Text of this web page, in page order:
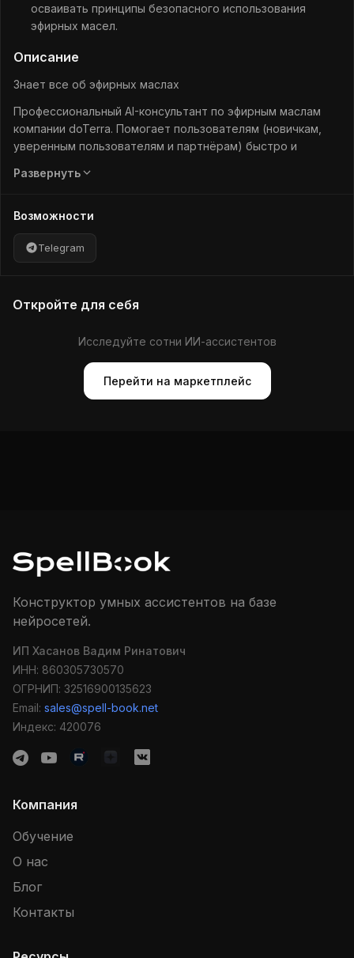
осваивать принципы безопасного использования
эфирных масел.
Описание
Знает все об эфирных маслах
Профессиональный AI-консультант по эфирным маслам
компании doTerra. Помогает пользователям (новичкам,
уверенным пользователям и партнёрам) быстро и
использования эфирных масел.
предпочтения в ароматах. Это не медицинская
процедура, а мягкий способ понять свои потребности и
Развернуть
Возможности
Telegram
Откройте для себя
Исследуйте сотни ИИ-ассистентов
Перейти на маркетплейс
Конструктор умных ассистентов на базе
нейросетей.
ИП Хасанов Вадим Ринатович
ИНН: 860305730570
ОГРНИП: 32516900135623
Email: sales@spell-book.net
Индекс: 420076
Компания
Обучение
О нас
Блог
Контакты